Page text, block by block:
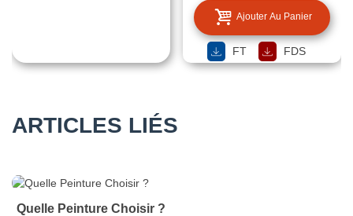
Ajouter Au Panier
FT FDS
ARTICLES LIÉS
Quelle Peinture Choisir ?